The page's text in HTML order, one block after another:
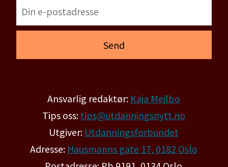
Ansvarlig redaktør: Kaja Mejlbo
Tips oss: tips@utdanningsnytt.no
Utgiver: Utdanningsforbundet
Adresse: Hausmanns gate 17, 0182 Oslo